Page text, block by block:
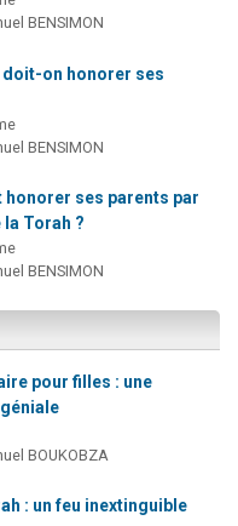
BENSIMON
on honorer ses
BENSIMON
honorer ses parents par
la Torah ?
BENSIMON
pour filles : une
BOUKOBZA
: un feu inextinguible